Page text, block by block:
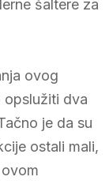
šaltere za
ovog
opslužiti dva
je da su
ostali mali,